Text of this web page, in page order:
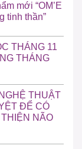
mới “OM’E
tinh thần”
THÁNG 11
THÁNG
THUẬT
ĐỂ CÓ
NÃO